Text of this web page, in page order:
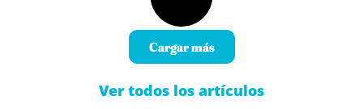
Cargar más
Ver todos los artículos